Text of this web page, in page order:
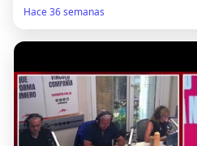
Hace 36 semanas